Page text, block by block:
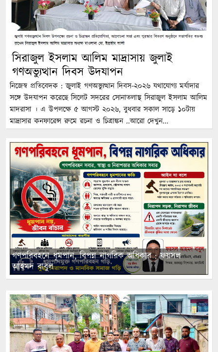
সিরাজুল ইসলাম আলিম মাদ্রাসায় জুলাই
গণঅভ্যুত্থান দিবস উদযাপন
নিজেস্ব প্রতিবেদক : জুলাই গণঅভ্যুত্থান দিবস-২০২৬ যথাযোগ্য মর্যাদার
সঙ্গে উদযাপন করেছে সিলেট সদরের সোনাতলাস্থ সিরাজুল ইসলাম আলিম
মাদরাসা । এ উপলক্ষে ৫ আগস্ট ২০২৬, বুধবার সকাল সাড়ে ১০টায়
মাদ্রাসার কনফারেন্স রুমে রচনা ও চিত্রাঙ্কন ..আরো দেখুন...
গণপরিবহনে ধূমপান, বিপন্ন নাগরিক অধিকার : ফয়সল
আহমদ বাবুল